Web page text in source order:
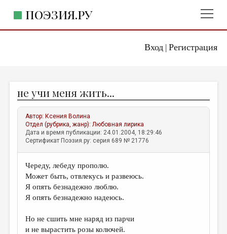
Вход| Регистрация
ПОЭЗИЯ.РУ
ЖАНРЫ
АВТОРЫ
КОММЕНТАРИИ
ЛИТСАЛОН
НОВОСТИ
ПРАВИЛА САЙТА
ИЗБРАННОЕ
не учи меня жить...
Автор: Ксения Волина
Отдел (рубрика, жанр):Любовная лирика
Дата и время публикации: 24.01.2004, 18:29:46
Сертификат Поэзия.ру: серия 689 № 21776
Череду, лебеду прополю.
Может быть, отвлекусь и развеюсь.
Я опять безнадежно люблю.
Я опять безнадежно надеюсь.
Но не сшить мне наряд из парчи
и не вырастить розы колючей.